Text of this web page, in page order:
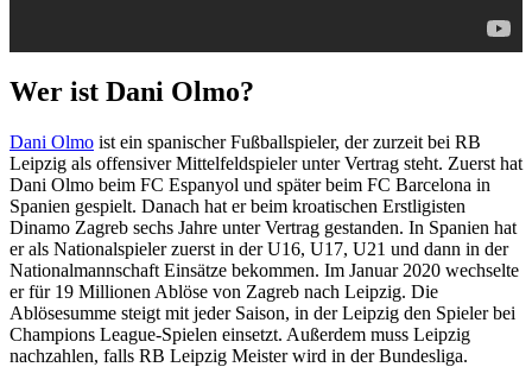
Wer ist Dani Olmo?
Dani Olmo ist ein spanischer Fußballspieler, der zurzeit bei RB
Leipzig als offensiver Mittelfeldspieler unter Vertrag steht. Zuerst hat
Dani Olmo beim FC Espanyol und später beim FC Barcelona in
Spanien gespielt. Danach hat er beim kroatischen Erstligisten
Dinamo Zagreb sechs Jahre unter Vertrag gestanden. In Spanien hat
er als Nationalspieler zuerst in der U16, U17, U21 und dann in der
Nationalmannschaft Einsätze bekommen. Im Januar 2020 wechselte
er für 19 Millionen Ablöse von Zagreb nach Leipzig. Die
Ablösesumme steigt mit jeder Saison, in der Leipzig den Spieler bei
Champions League-Spielen einsetzt. Außerdem muss Leipzig
nachzahlen, falls RB Leipzig Meister wird in der Bundesliga.